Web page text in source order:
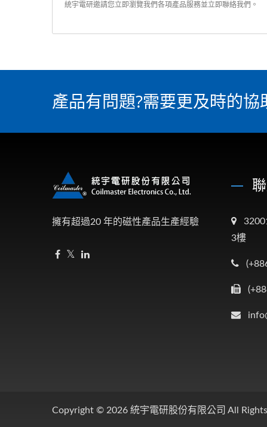
統宇電研邀請您立即瀏覽我們各項產品服務並立即聯絡我們 。
產品有問題?需要更及時的協
擁有超過20 年的磁性產品生產經驗
3樓
Copyright © 2026 統宇電研股份有限公司 All